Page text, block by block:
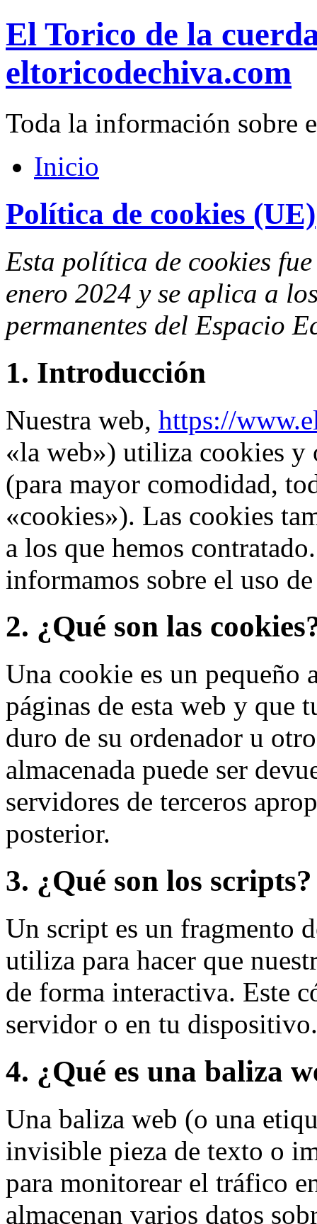
El Torico de la
eltoricodechiva.com
Toda la información sobre
Inicio
Política de cookies (UE)
Esta política de cookies
enero 2024 y se aplica a
permanentes del Espacio
1. Introducción
Nuestra web, https://
«la web») utiliza cookies y
(para mayor comodidad,
«cookies»). Las cookies
a los que hemos
informamos sobre el uso
2. ¿Qué son las
Una cookie es un pequeño
páginas de esta web y que
duro de su ordenador u
almacenada puede ser
servidores de terceros
posterior.
3. ¿Qué son los scripts?
Un script es un fragmento
utiliza para hacer que
de forma interactiva. Este
servidor o en tu dispositivo.
4. ¿Qué es una baliza
Una baliza web (o una
invisible pieza de texto o
para monitorear el tráfico
almacenan varios datos